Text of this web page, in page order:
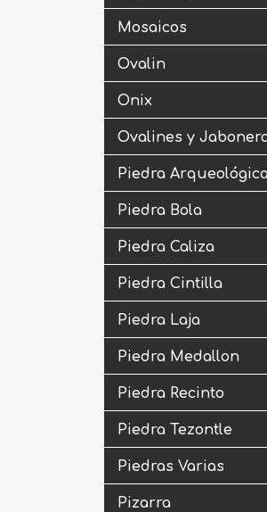
Mosaicos
Ovalin
Onix
Ovalines y
Piedra Arqueológica
Piedra Bola
Piedra Caliza
Piedra Cintilla
Piedra Laja
Piedra Medallon
Piedra Recinto
Piedra Tezontle
Piedras Varias
Pizarra